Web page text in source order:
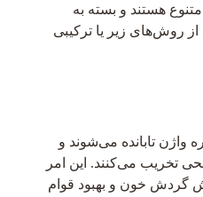
هستند و بسته به
روش‌های زیر یا ترکیبی
واژن تابانده می‌شوند و
تخریب می‌کنند. این امر
گردش خون و بهبود قوام